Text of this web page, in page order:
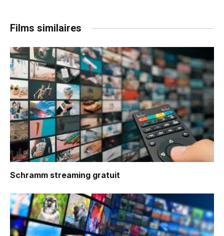
Films similaires
Schramm streaming gratuit